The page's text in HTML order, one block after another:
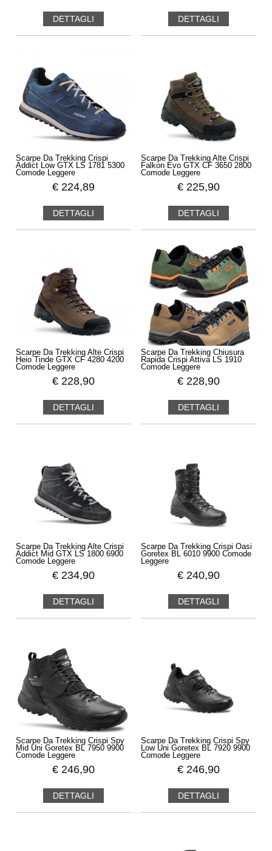
DETTAGLI DETTAGLI
Scarpe Da Trekking Crispi
Addict Low GTX LS 1781 5300
Comode Leggere
€ 224,89
DETTAGLI
Scarpe Da Trekking Alte Crispi
Falkon Evo GTX CF 3650 2800
Comode Leggere
€ 225,90
DETTAGLI
Scarpe Da Trekking Alte Crispi
Heio Tinde GTX CF 4280 4200
Comode Leggere
€ 228,90
DETTAGLI
Scarpe Da Trekking Chiusura
Rapida Crispi Attiva LS 1910
Comode Leggere
€ 228,90
DETTAGLI
Scarpe Da Trekking Alte Crispi
Addict Mid GTX LS 1800 6900
Comode Leggere
€ 234,90
DETTAGLI
Scarpe Da Trekking Crispi Oasi
Goretex BL 6010 9900 Comode
Leggere
€ 240,90
DETTAGLI
Scarpe Da Trekking Crispi Spy
Mid Uni Goretex BL 7950 9900
Comode Leggere
€ 246,90
DETTAGLI
Scarpe Da Trekking Crispi Spy
Low Uni Goretex BL 7920 9900
Comode Leggere
€ 246,90
DETTAGLI